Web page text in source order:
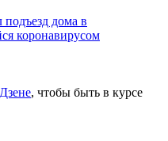
подъезд дома в
коронавирусом
Дзене, чтобы быть в курсе